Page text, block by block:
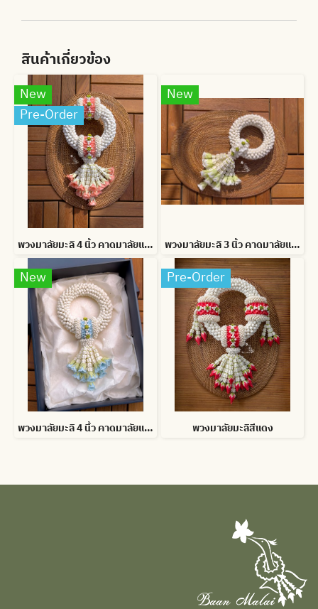
สินค้าเกี่ยวข้อง
New
Pre-Order
พวงมาลัยมะลิ 4 นิ้ว คาดมาลัยแบน อุบะดอกข่าบาน สั่งสีได้
New
พวงมาลัยมะลิ 3 นิ้ว คาดมาลัยแบน อุบะดอกข่าบาน สั่งสีได้
New
พวงมาลัยมะลิ 4 นิ้ว คาดมาลัยแบน อุบะดอกข่าบาน สั่งสีได้
Pre-Order
พวงมาลัยมะลิสีแดง